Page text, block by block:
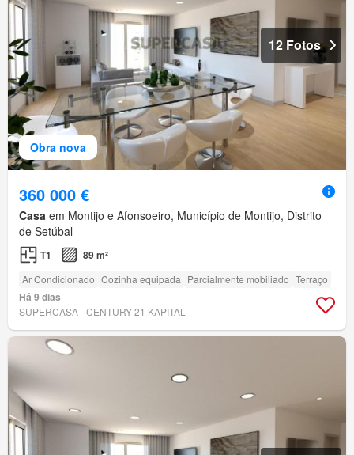
Obra nova
12 Fotos
360 000 €
Casa em Montijo e Afonsoeiro, Município de Montijo, Distrito
de Setúbal
T1 89 m²
Ar Condicionado Cozinha equipada Parcialmente mobiliado Terraço
Há 9 dias
SUPERCASA - CENTURY 21 KAPITAL